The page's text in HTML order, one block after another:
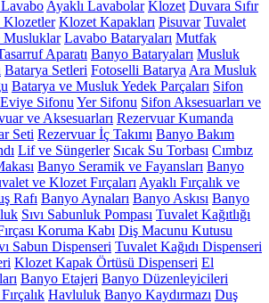
Ayaklı Lavabolar Klozet Duvara Sıfır
Klozetler Klozet Kapakları Pisuvar Tuvalet
Musluklar Lavabo Bataryaları Mutfak
Aparatı Banyo Bataryaları Musluk
Batarya Setleri Fotoselli Batarya Ara Musluk
Batarya ve Musluk Yedek Parçaları Sifon
Eviye Sifonu Yer Sifonu Sifon Aksesuarları ve
ve Aksesuarları Rezervuar Kumanda
Seti Rezervuar İç Takımı Banyo Bakım
Lif ve Süngerler Sıcak Su Torbası Cımbız
Banyo Seramik ve Fayansları Banyo
ve Klozet Fırçaları Ayaklı Fırçalık ve
Rafı Banyo Aynaları Banyo Askısı Banyo
Sıvı Sabunluk Pompası Tuvalet Kağıtlığı
Koruma Kabı Diş Macunu Kutusu
Sabun Dispenseri Tuvalet Kağıdı Dispenseri
Klozet Kapak Örtüsü Dispenseri El
Banyo Etajeri Banyo Düzenleyicileri
Havluluk Banyo Kaydırmazı Duş